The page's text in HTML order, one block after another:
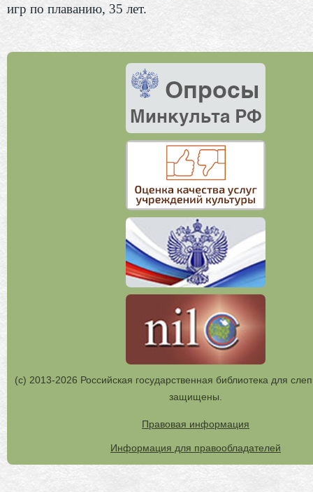
игр по плаванию, 35 лет.
(с) 2013-2026 Российская государственная библиотека для
защищены.
Правовая информация
Информация для правообладателей